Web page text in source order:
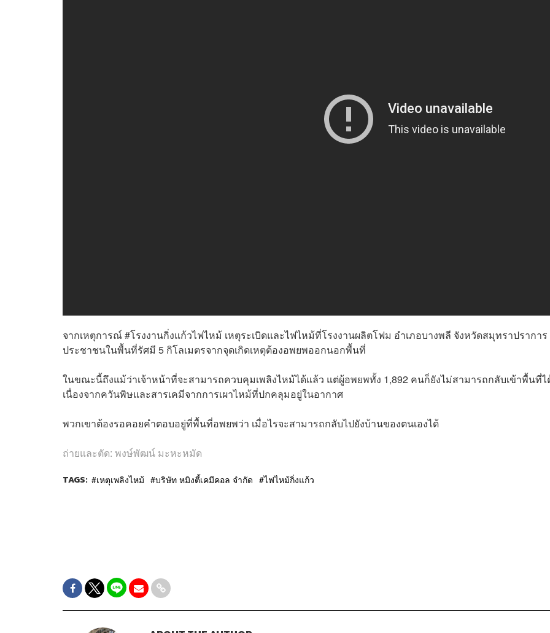
จากเหตุการณ์ #โรงงานกิ่งแก้วไฟไหม้ เหตุระเบิดและไฟไหม้ที่โรงงานผลิตโฟม อำเภอบางพลี จังหวัดสมุทราปราการ
ประชาชนในพื้นที่รัศมี 5 กิโลเมตรจากจุดเกิดเหตุต้องอพยพออกนอกพื้นที่
ในขณะนี้ถึงแม้ว่าเจ้าหน้าที่จะสามารถควบคุมเพลิงไหม้ได้แล้ว แต่ผู้อพยพทั้ง 1,892 คนก็ยังไม่สามารถกลับเข้าพื้นที่ไ
เนื่องจากควันพิษและสารเคมีจากการเผาไหม้ที่ปกคลุมอยู่ในอากาศ
พวกเขาต้องรอคอยคำตอบอยู่ที่พื้นที่อพยพว่า เมื่อไรจะสามารถกลับไปยังบ้านของตนเองได้
ถ่ายและตัด: พงษ์พัฒน์ มะหะหมัด
TAGS: เหตุเพลิงไหม้ บริษัท หมิงตี้เคมีคอล จำกัด ไฟไหม้กิ่งแก้ว